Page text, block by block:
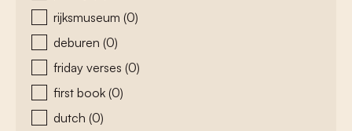
rijksmuseum (0)
deburen (0)
friday verses (0)
first book (0)
dutch (0)